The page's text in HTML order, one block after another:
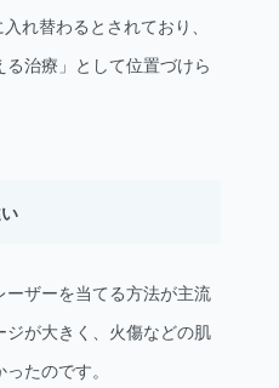
れ替わるとされており、
治療」として位置づけら
ザーを当てる方法が主流
が大きく、火傷などの肌
たのです。